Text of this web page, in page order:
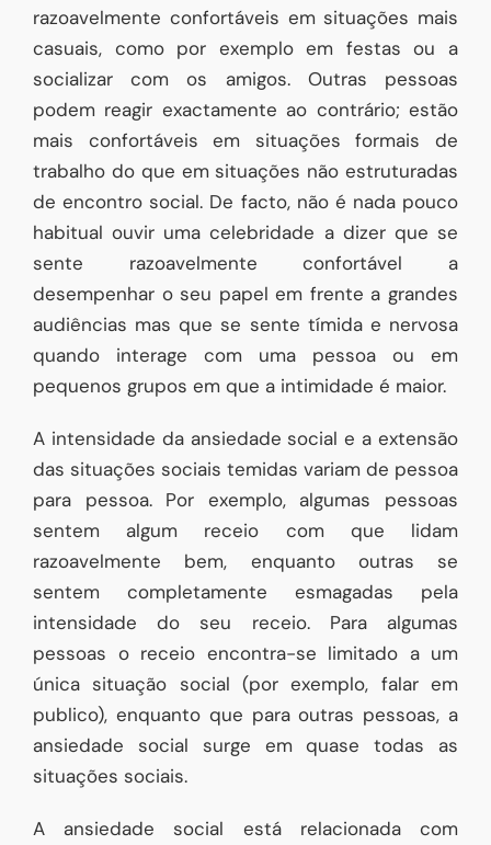
razoavelmente confortáveis em situações mais
casuais, como por exemplo em festas ou a
socializar com os amigos. Outras pessoas
podem reagir exactamente ao contrário; estão
mais confortáveis em situações formais de
trabalho do que em situações não estruturadas
de encontro social. De facto, não é nada pouco
habitual ouvir uma celebridade a dizer que se
sente razoavelmente confortável a
desempenhar o seu papel em frente a grandes
audiências mas que se sente tímida e nervosa
quando interage com uma pessoa ou em
pequenos grupos em que a intimidade é maior.
A intensidade da ansiedade social e a extensão
das situações sociais temidas variam de pessoa
para pessoa. Por exemplo, algumas pessoas
sentem algum receio com que lidam
razoavelmente bem, enquanto outras se
sentem completamente esmagadas pela
intensidade do seu receio. Para algumas
pessoas o receio encontra-se limitado a um
única situação social (por exemplo, falar em
publico), enquanto que para outras pessoas, a
ansiedade social surge em quase todas as
situações sociais.
A ansiedade social está relacionada com